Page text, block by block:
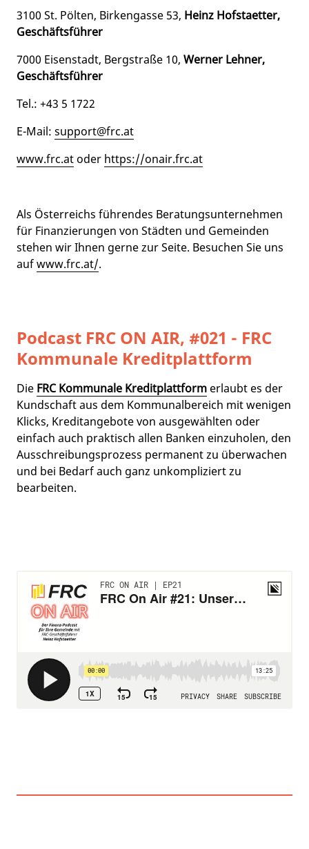
3100 St. Pölten, Birkengasse 53, Heinz Hofstaetter,
Geschäftsführer
7000 Eisenstadt, Bergstraße 10, Werner Lehner,
Geschäftsführer
Tel.: +43 5 1722
E-Mail: support@frc.at
www.frc.at oder https://onair.frc.at
Als Österreichs führendes Beratungsunternehmen
für Finanzierungen von Städten und Gemeinden
stehen wir Ihnen gerne zur Seite. Besuchen Sie uns
aufwww.frc.at/.
Podcast FRC ON AIR, #021 - FRC
Kommunale Kreditplattform
Die FRC Kommunale Kreditplattform erlaubt es der
Kundschaft aus dem Kommunalbereich mit wenigen
Klicks, Kreditangebote von ausgewählten oder
einfach auch praktisch allen Banken einzuholen, den
Ausschreibungsprozess permanent zu überwachen
und bei Bedarf auch ganz unkompliziert zu
bearbeiten.